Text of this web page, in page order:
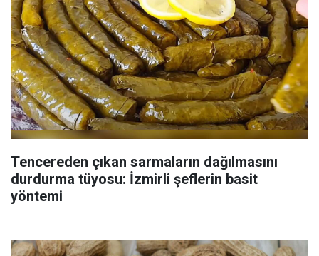
Tencereden çıkan sarmaların dağılmasını
durdurma tüyosu: İzmirli şeflerin basit
yöntemi